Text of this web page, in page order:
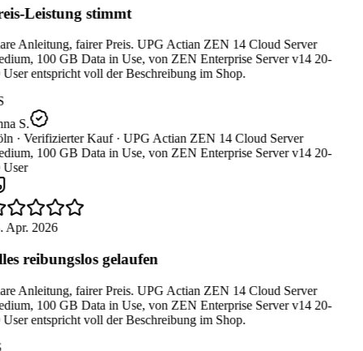
Leistung stimmt
Anleitung, fairer Preis. UPG Actian ZEN 14 Cloud Server
100 GB Data in Use, von ZEN Enterprise Server v14 20-
entspricht voll der Beschreibung im Shop.
S.
· Verifizierter Kauf · UPG Actian ZEN 14 Cloud Server
100 GB Data in Use, von ZEN Enterprise Server v14 20-
Apr. 2026
reibungslos gelaufen
Anleitung, fairer Preis. UPG Actian ZEN 14 Cloud Server
100 GB Data in Use, von ZEN Enterprise Server v14 20-
entspricht voll der Beschreibung im Shop.